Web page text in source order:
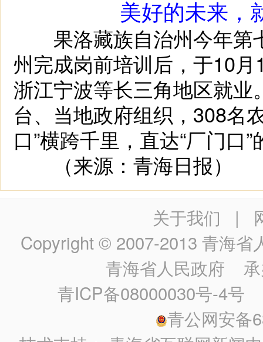
美好的未来，
果洛藏族自治州今年第
州完成岗前培训后，于10
浙江宁波等长三角地区就
台、当地政府组织，308名
口”横跨千里，直达“厂门口
（来源：青海日报）
关于我们 |
Copyright © 2007-2013 青海省
青海省人民政府 承
青ICP备08000030号-4号
青公网安备